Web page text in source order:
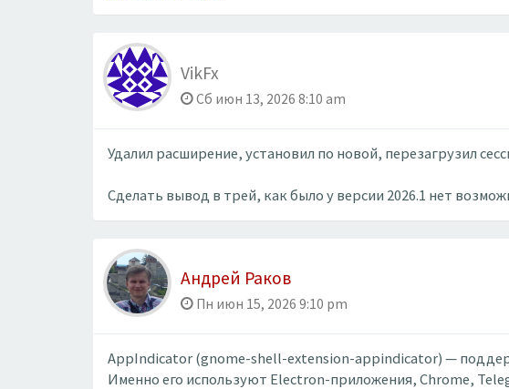
VikFx
Сб июн 13, 2026 8:10 am
Удалил расширение, установил по новой, перезагрузил
Сделать вывод в трей, как было у версии 2026.1 нет
Андрей Раков
Пн июн 15, 2026 9:10 pm
AppIndicator (gnome-shell-extension-appindicator) —
Именно его используют Electron-приложения, Chrome,